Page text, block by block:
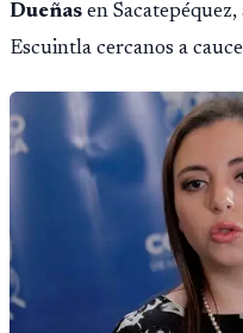
Dueñas en
Escuintla cercanos a